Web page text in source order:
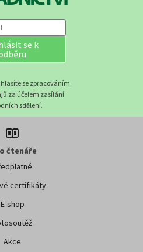
se k
se zpracováním
za účelem zasílání
sdělení.
čtenáře
certifikáty
E-shop
Akce